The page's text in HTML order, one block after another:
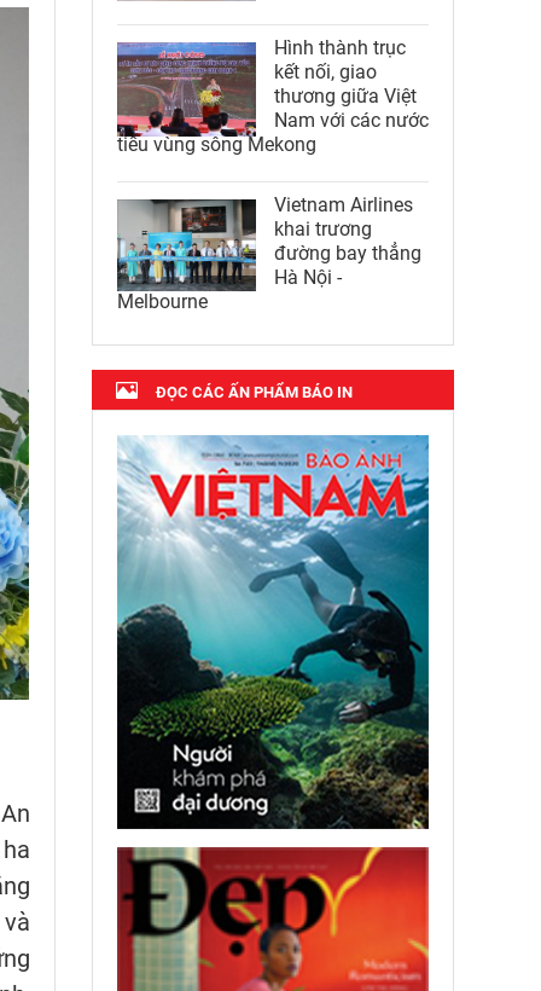
Hình thành trục
kết nối, giao
thương giữa Việt
Nam với các nước
tiểu vùng sông Mekong
Vietnam Airlines
khai trương
đường bay thẳng
Hà Nội -
Melbourne
ĐỌC CÁC ẤN PHẨM BÁO IN